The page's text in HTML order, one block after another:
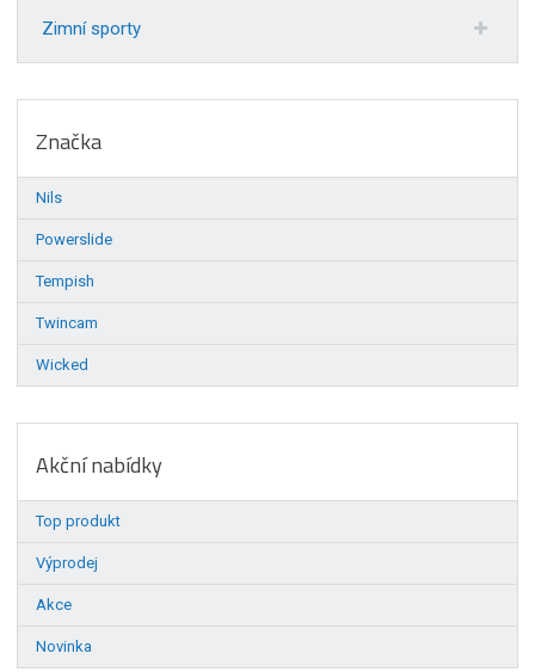
Zimní sporty
Značka
Nils
Powerslide
Tempish
Twincam
Wicked
Akční nabídky
Top produkt
Výprodej
Akce
Novinka